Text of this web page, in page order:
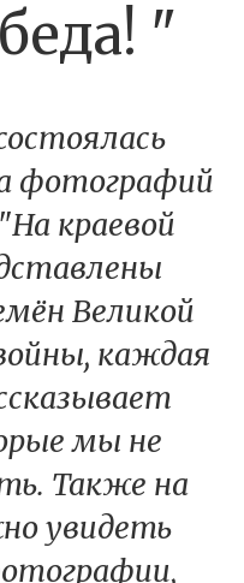
"
фотографий
краевой
Великой
каждая
мы не
Также на
увидеть